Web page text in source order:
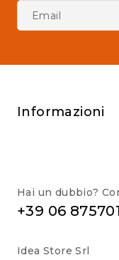
Informazioni
Hai un dubbio?
+39 06
Idea Store Srl